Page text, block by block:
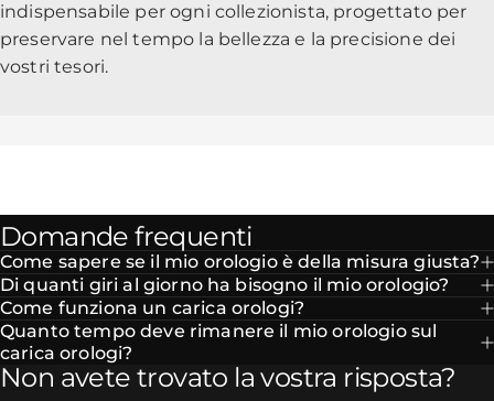
indispensabile per ogni collezionista, progettato per
preservare nel tempo la bellezza e la precisione dei
vostri tesori.
Domande frequenti
Come sapere se il mio orologio è della misura giusta?
Di quanti giri al giorno ha bisogno il mio orologio?
Come funziona un carica orologi?
Quanto tempo deve rimanere il mio orologio sul
carica orologi?
Non avete trovato la vostra risposta?